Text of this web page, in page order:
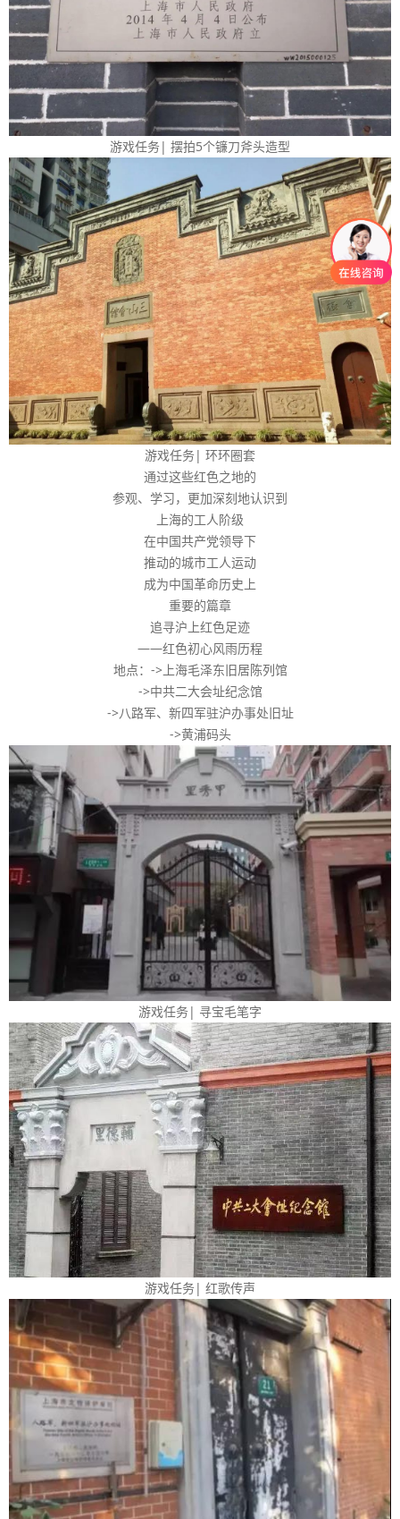
游戏任务| 摆拍5个镰刀斧头造型
游戏任务| 环环圈套
通过这些红色之地的
参观、学习，更加深刻地认识到
上海的工人阶级
在中国共产党领导下
推动的城市工人运动
成为中国革命历史上
重要的篇章
追寻沪上红色足迹
——红色初心风雨历程
地点：->上海毛泽东旧居陈列馆
->中共二大会址纪念馆
->八路军、新四军驻沪办事处旧址
->黄浦码头
游戏任务| 寻宝毛笔字
游戏任务| 红歌传声